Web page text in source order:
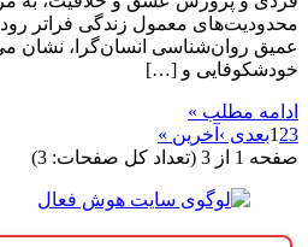
محدودیت‌های معمول زندگی فراتر رود.
عمیق روان‌شناسی انسان‌گرا، نشان
خودشکوفایی و […]
ادامه مطلب »
123 بعدی › آخرین »
صفحه 1 از 3 (تعداد کل صفحات: 3)